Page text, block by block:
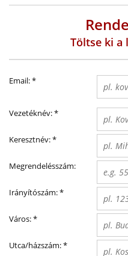
Töltse ki a
Email:*
Vezetéknév:*
Keresztnév:*
Megrendelésszám:
Irányítószám:*
Város:*
Utca/házszám:*